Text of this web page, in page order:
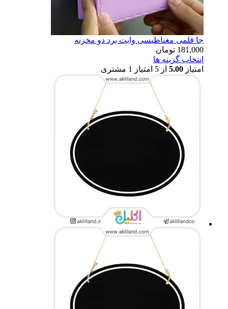
جا قلمی مغناطیسی وایت برد دو مخزنه
181,000 تومان
انتخاب گزینه ها
امتیاز 5.00 از 5 امتیاز 1 مشتری